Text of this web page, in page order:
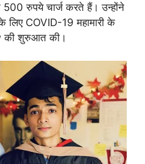
500 ​​रुपये चार्ज करते हैं। उन्होंने
के लिए COVID-19 महामारी के
की शुरुआत की।